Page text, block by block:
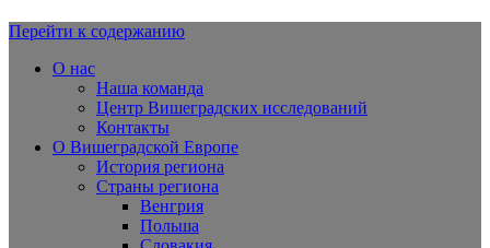
Вишеградская Европа
Перейти к содержанию
О нас
Наша команда
Центр Вишеградских исследований
Контакты
О Вишеградской Европе
История региона
Страны региона
Венгрия
Польша